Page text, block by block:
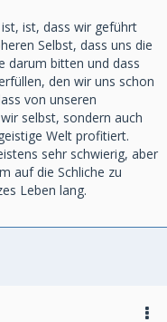
ist, dass wir geführt
Selbst, dass uns die
darum bitten und dass
den wir uns schon
von unseren
selbst, sondern auch
Welt profitiert.
sehr schwierig, aber
auf die Schliche zu
Leben lang.